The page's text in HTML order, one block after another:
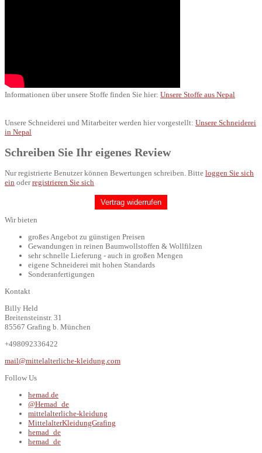
Informationen über unsere Stoffe finden Sie hier: Unsere Stoffe aus Nepal
Unsere Schneiderei und Mitarbeiter werden hier vorgestellt: Unsere Schneiderei
in Nepal
Schreiben Sie Ihr eigenes Review
Nur registrierte Benutzer können Bewertungen schreiben. Bitte loggen Sie sich
ein oderregistrieren Sie sich
Vertrag widerrufen
Wir bieten
großes Angebot zu günstigen Preisen
Gewandungen in reinen Baumwollstoffen & Wollfilzen
sehr schnelle Lieferung - auch in großen Mengen
eigene Schneiderei mit hohen Standards
Sonderanfertigungen
Kontakt
Billy Held
Breitensteinstr. 31
85567 Grafing b. München
+498092336422
mail@mittelalterliche-kleidung.com
Follow Us
hemad.de
@Hemad_de
mittelalterliche-kleidung
MittelalterKleidungGrafing
hemad_de
hemad_de